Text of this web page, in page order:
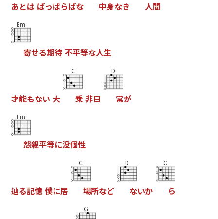
あ とは ぱっぱらぱな 中身なき 人間
Em
寄せる期待 不平等な人生
才能もない 大
C
乗 非日
D
常が
Em
怨親平等に没個性
辿る記憶 僕に居
C
場所など
D
ないか
C
ら
G